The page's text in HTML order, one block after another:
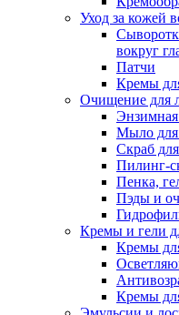
Уход за кожей
вокруг
Патчи
Кремы
Очищение для
Энзимная
Мыло для
Скраб
Пилинг-
Пенка,
Пэды и
Кремы и гели
Кремы
Кремы